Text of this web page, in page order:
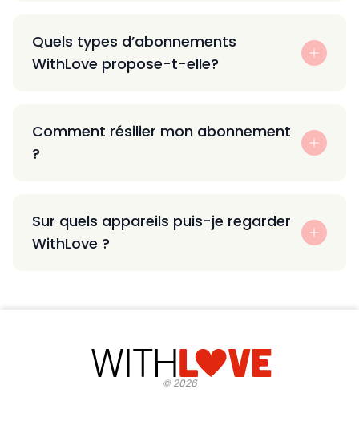
Quels types d’abonnements
WithLove propose-t-elle?
Comment résilier mon abonnement
?
Sur quels appareils puis-je regarder
WithLove ?
©2026